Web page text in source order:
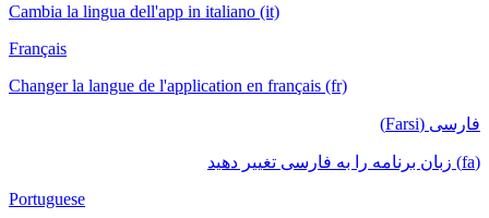
Cambia la lingua dell'app in italiano (it)
Français
Changer la langue de l'application en français (fr)
فارسی (Farsi)
(fa) زبان برنامه را به فارسی تغییر دهید
Portuguese